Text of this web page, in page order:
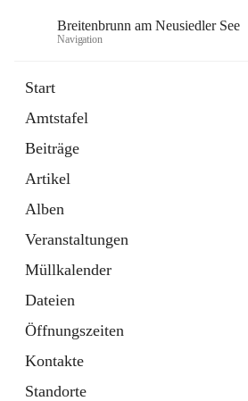
Breitenbrunn am Neusiedler See
Navigation
Start
Amtstafel
Beiträge
Artikel
Alben
Veranstaltungen
Müllkalender
Dateien
Öffnungszeiten
Kontakte
Standorte
18 Schnellzugriffe
Gemeindeservice